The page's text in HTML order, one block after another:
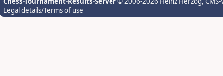
Legal details/Terms of use